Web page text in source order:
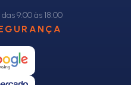
9:00 às 18:00